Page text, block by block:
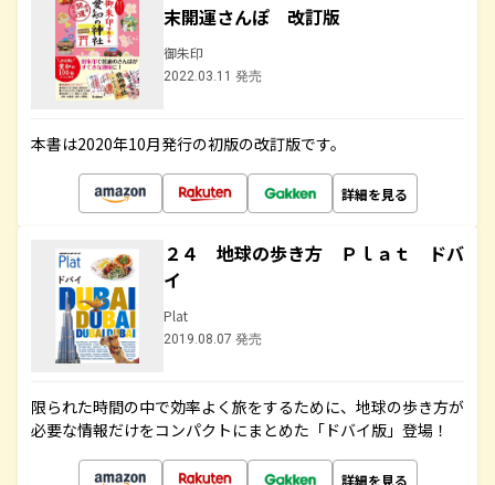
末開運さんぽ 改訂版
御朱印
2022.03.11 発売
本書は2020年10月発行の初版の改訂版です。
詳細を見る
２４ 地球の歩き方 Ｐｌａｔ ドバ
イ
Plat
2019.08.07 発売
限られた時間の中で効率よく旅をするために、地球の歩き方が
必要な情報だけをコンパクトにまとめた「ドバイ版」登場！
詳細を見る